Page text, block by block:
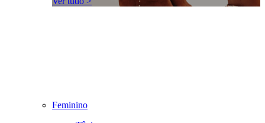
Feminino